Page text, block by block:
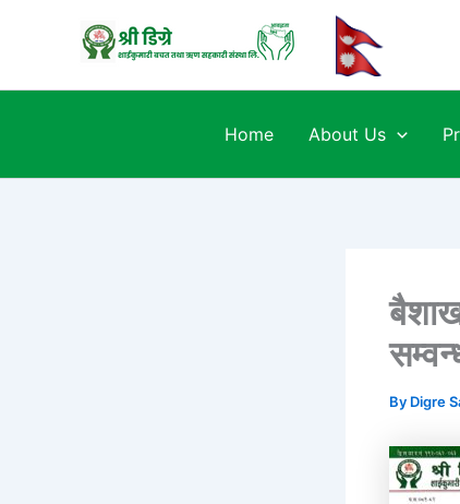
Home About Us
By Digre